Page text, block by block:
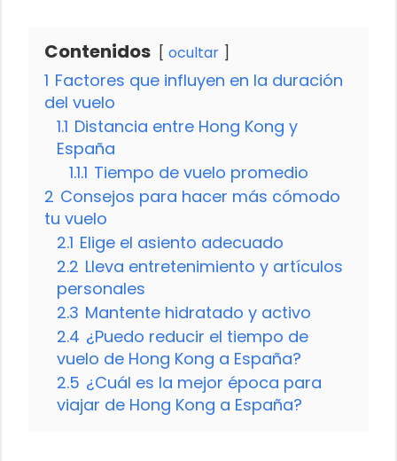
Contenidos ocultar
1 Factores que influyen en la duración
del vuelo
1.1 Distancia entre Hong Kong y
España
1.1.1 Tiempo de vuelo promedio
2 Consejos para hacer más cómodo
tu vuelo
2.1 Elige el asiento adecuado
2.2 Lleva entretenimiento y artículos
personales
2.3 Mantente hidratado y activo
2.4 ¿Puedo reducir el tiempo de
vuelo de Hong Kong a España?
2.5 ¿Cuál es la mejor época para
viajar de Hong Kong a España?